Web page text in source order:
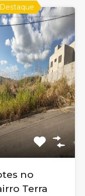
no
Terra